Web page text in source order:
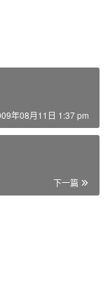
年08月11日 1:37 pm
下一篇